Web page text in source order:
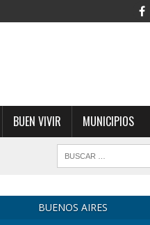
BUEN VIVIR MUNICIPIOS
BUENOS AIRES